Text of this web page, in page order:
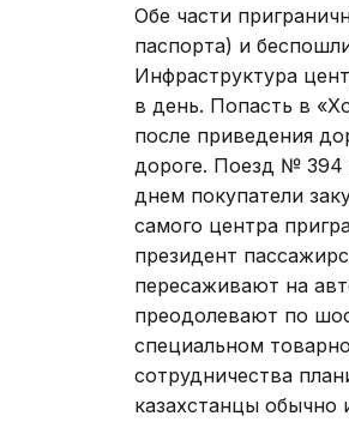
Обе части
паспорта) и
Инфраструктура
в день. Попасть в
после приведения
дороге. Поезд № 394
днем покупатели
самого центра
президент
пересаживают на
преодолевают по
специальном
сотрудничества
казахстанцы обычно